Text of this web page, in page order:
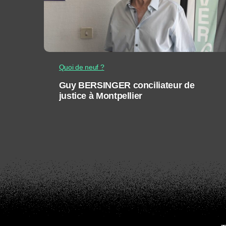
Quoi de neuf ?
Guy BERSINGER conciliateur de
justice à Montpellier